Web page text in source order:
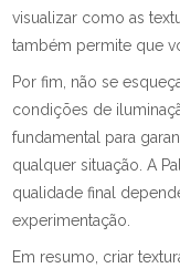
visualizar como as
também permite que
Por fim, não se
condições de
fundamental para
qualquer situação. A
qualidade final
experimentação.
Em resumo, criar